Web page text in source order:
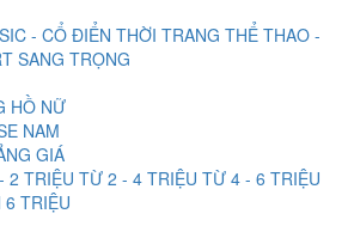
- CỔ ĐIỂN THỜI TRANG THỂ THAO -
SANG TRỌNG
HỒ NỮ
NAM
GIÁ
2 TRIỆU TỪ 2 - 4 TRIỆU TỪ 4 - 6 TRIỆU
6 TRIỆU